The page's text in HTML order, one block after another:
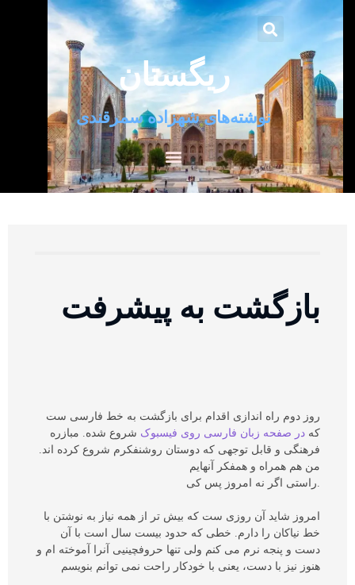
ریگستان
نوشته‌های شهزاده سمرقندی
بازگشت به پیشرفت
روز دوم راه اندازی اقدام برای بازگشت به خط فارسی ست
کهدر صفحه زبان فارسی روی فیسبوک شروع شده. مبازره
فرهنگی و قابل توجهی که دوستان روشنفکرم شروع کرده اند.
من هم همراه و همفکر آنهایم
.راستی اگر نه امروز پس کی
امروز شاید آن روزی ست که بیش تر از همه نیاز به نوشتن با
خط نیاکان را دارم. خطی که حدود بیست سال است با آن
دست و پنجه نرم می کنم ولی تنها حروفچینیی آنرا آموخته ام و
هنوز نیز با دست، یعنی با خودکار راحت نمی توانم بنویسم